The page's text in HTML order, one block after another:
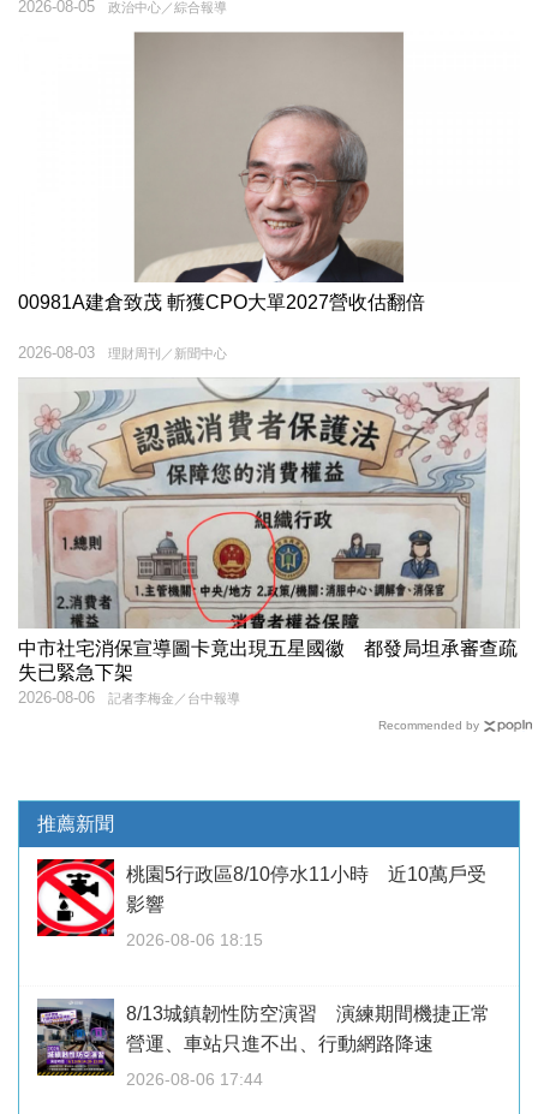
政治中心／綜合報導
2026-08-05
00981A建倉致茂 斬獲CPO大單2027營收估翻倍
理財周刊／新聞中心
2026-08-03
中市社宅消保宣導圖卡竟出現五星國徽 都發局坦承審查疏
失已緊急下架
記者李梅金／台中報導
2026-08-06
Recommended by
推薦新聞
桃園5行政區8/10停水11小時 近10萬戶受
影響
2026-08-06 18:15
8/13城鎮韌性防空演習 演練期間機捷正常
營運、車站只進不出、行動網路降速
2026-08-06 17:44